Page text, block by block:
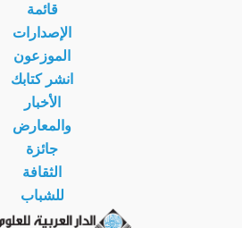
قائمة
الإصدارات
الموزعون
انشر كتابك
الأخبار
والمعارض
جائزة
الثقافة
للشباب